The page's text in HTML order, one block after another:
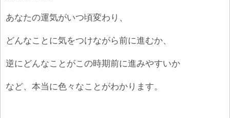
あなたの運気がいつ頃変わり、
どんなことに気をつけながら前に進むか、
逆にどんなことがこの時期前に進みやすいか
など、本当に色々なことがわかります。